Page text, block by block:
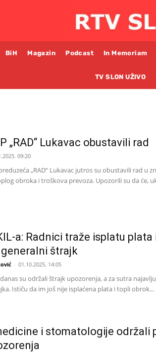
BiH Magazin Podcast In Memoriam
TV SLON UŽIVO
„RAD“ Lukavac obustavili rad
09:20
„RAD“ Lukavac jutros su obustavili rad u
obroka i troškova prevoza. Upozorili su da će,
a: Radnici traže isplatu plata
štrajk
- 01.10.2025. 14:05
danas su održali štrajk upozorenja, a za sutra
Ističu da im još nije isplaćena plata i topli obrok...
i stomatologije održali